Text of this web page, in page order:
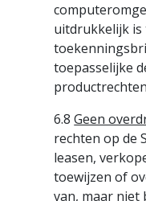
uitdrukkelijk is
toepasselijke
6.8Geen
rechten op de
leasen,
toewijzen of
van, maar